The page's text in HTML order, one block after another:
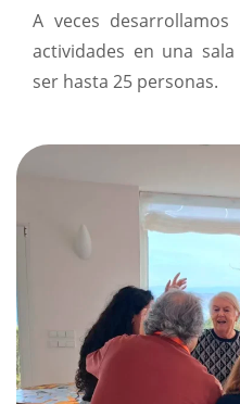
A veces
actividades en una
ser hasta 25 personas.